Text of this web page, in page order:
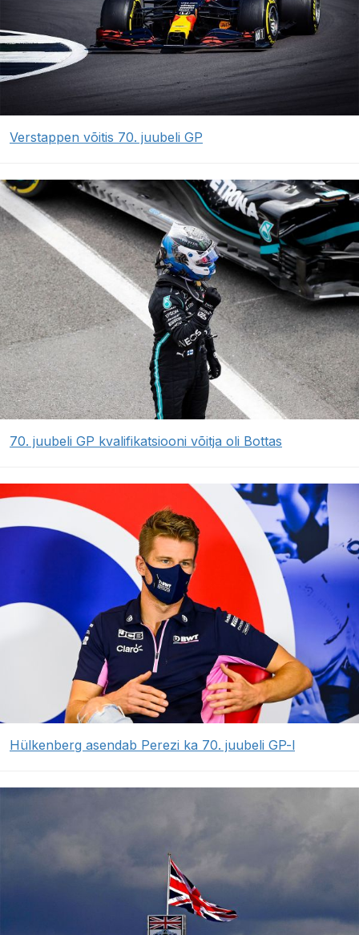
Verstappen võitis 70. juubeli GP
70. juubeli GP kvalifikatsiooni võitja oli Bottas
Hülkenberg asendab Perezi ka 70. juubeli GP-l